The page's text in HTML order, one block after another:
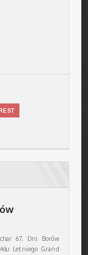
67. Dni Borów
Letniego Grand